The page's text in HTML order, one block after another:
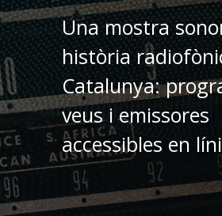
Una mostra
història
Catalunya:
veus i emissores
accessibles en